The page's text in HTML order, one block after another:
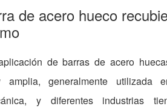
de acero hueco
de barras de acero
amplia, generalmente utilizada
y diferentes industrias